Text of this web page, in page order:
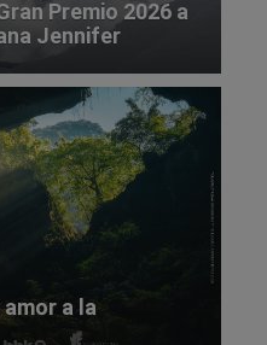
Premio 2026 a
Jennifer
a la